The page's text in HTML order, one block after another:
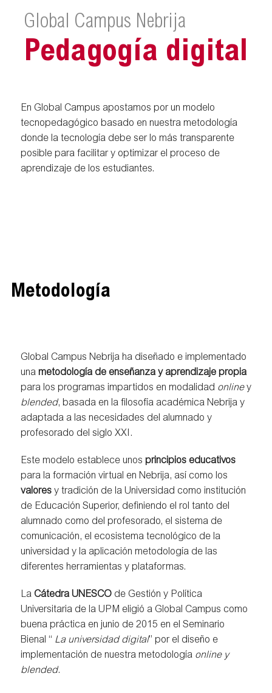
Global Campus Nebrija
Pedagogía digital
En Global Campus apostamos por un modelo
tecnopedagógico basado en nuestra metodología
donde la tecnología debe ser lo más transparente
posible para facilitar y optimizar el proceso de
aprendizaje de los estudiantes.
Metodología
Global Campus Nebrija ha diseñado e implementado
una metodología de enseñanza y aprendizaje propia
para los programas impartidos en modalidad onliney
blended, basada en la filosofía académica Nebrija y
adaptada a las necesidades del alumnado y
profesorado del siglo XXI.
Este modelo establece unos principios educativos
para la formación virtual en Nebrija, así como los
valoresy tradición de la Universidad como institución
de Educación Superior, definiendo el rol tanto del
alumnado como del profesorado, el sistema de
comunicación, el ecosistema tecnológico de la
universidad y la aplicación metodología de las
diferentes herramientas y plataformas.
La Cátedra UNESCOde Gestión y Política
Universitaria de la UPM eligió a Global Campus como
buena práctica en junio de 2015 en el Seminario
Bienal “ La universidad digital” por el diseño e
implementación de nuestra metodología online y
blended.